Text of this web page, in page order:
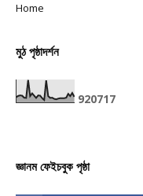
Home
মুঠ পৃষ্ঠাদৰ্শন
920717
জ্ঞানম ফেইচবুক পৃষ্ঠা